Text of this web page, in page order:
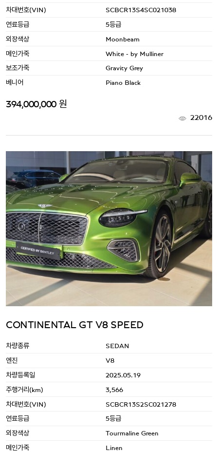
차대번호(VIN) SCBCR13S4SC021038
연료등급 5등급
외장색상 Moonbeam
메인가죽 White - by Mulliner
보조가죽 Gravity Grey
베니어 Piano Black
394,000,000 원
22016
CONTINENTAL GT V8 SPEED
차량종류 SEDAN
엔진 V8
차량등록일 2025.05.19
주행거리(km) 3,566
차대번호(VIN) SCBCR13S2SC021278
연료등급 5등급
외장색상 Tourmaline Green
메인가죽 Linen